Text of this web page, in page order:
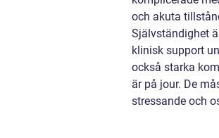
och akuta
Självständighet
klinisk support
också starka
är på jour. De
stressande och